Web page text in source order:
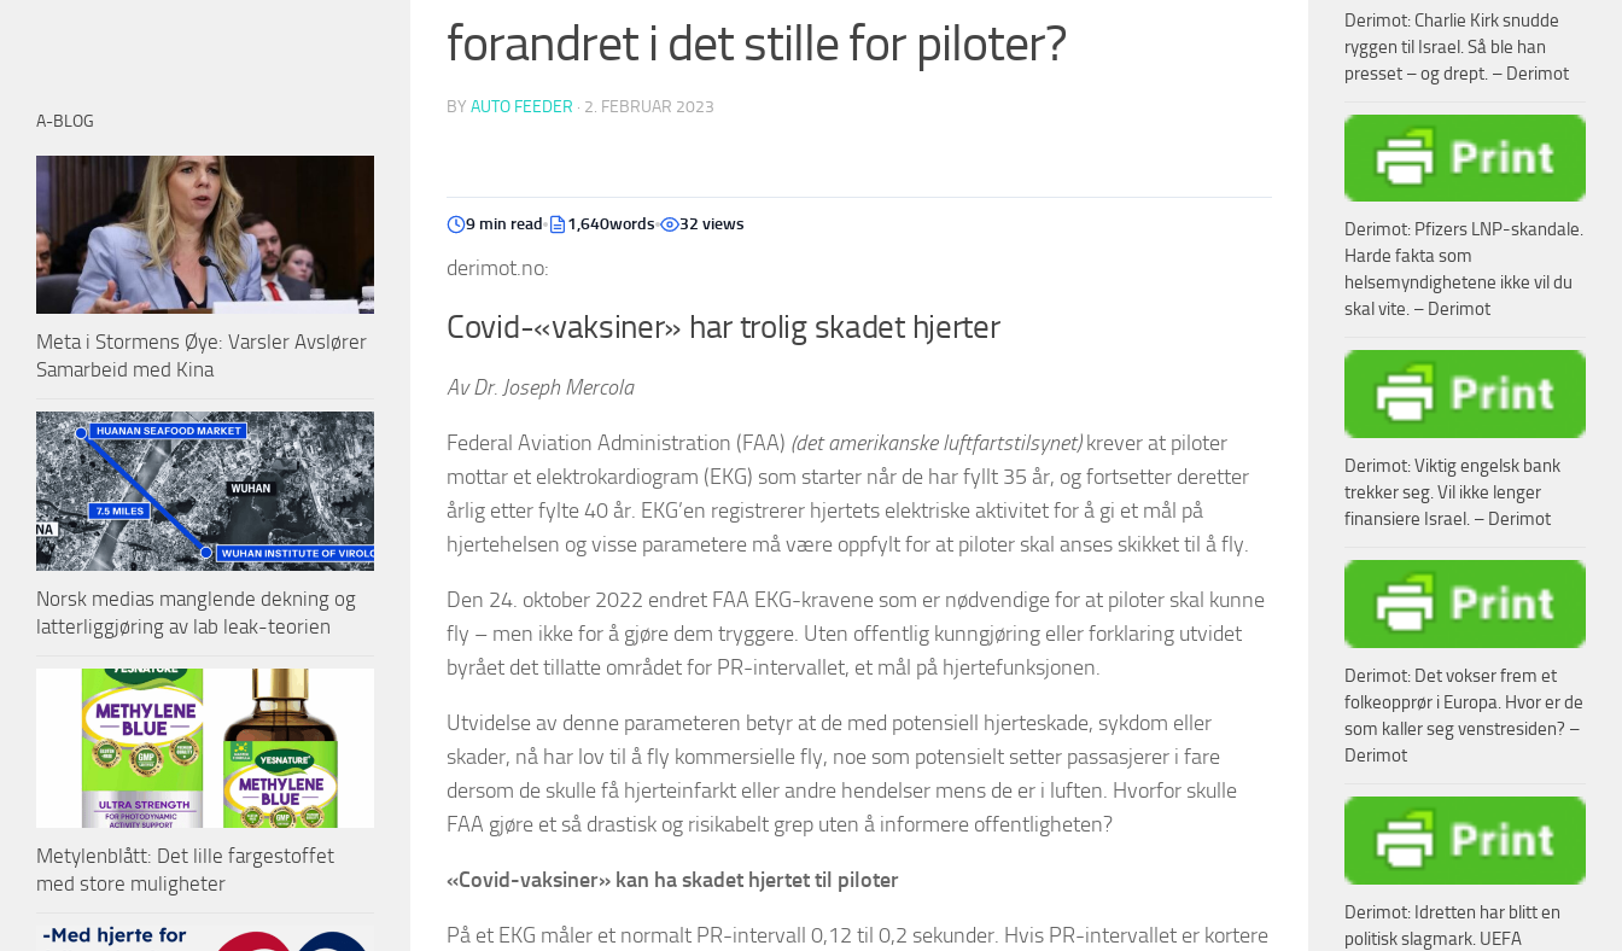
forandret i det stille for piloter?
BY AUTO FEEDER · 2. FEBRUAR 2023
9 min read 1,640words 32 views
derimot.no:
Covid-«vaksiner» har trolig skadet hjerter
Av Dr. Joseph Mercola
Federal Aviation Administration (FAA) (det amerikanske luftfartstilsynet)krever at piloter
mottar et elektrokardiogram (EKG) som starter når de har fyllt 35 år, og fortsetter deretter
årlig etter fylte 40 år. EKG’en registrerer hjertets elektriske aktivitet for å gi et mål på
hjertehelsen og visse parametere må være oppfylt for at piloter skal anses skikket til å fly.
Den 24. oktober 2022 endret FAA EKG-kravene som er nødvendige for at piloter skal kunne
fly – men ikke for å gjøre dem tryggere. Uten offentlig kunngjøring eller forklaring utvidet
byrået det tillatte området for PR-intervallet, et mål på hjertefunksjonen.
Utvidelse av denne parameteren betyr at de med potensiell hjerteskade, sykdom eller
skader, nå har lov til å fly kommersielle fly, noe som potensielt setter passasjerer i fare
dersom de skulle få hjerteinfarkt eller andre hendelser mens de er i luften. Hvorfor skulle
FAA gjøre et så drastisk og risikabelt grep uten å informere offentligheten?
«Covid-vaksiner» kan ha skadet hjertet til piloter
På et EKG måler et normalt PR-intervall 0,12 til 0,2 sekunder. Hvis PR-intervallet er kortere
A-BLOG
Meta i Stormens Øye: Varsler Avslører
Samarbeid med Kina
Norsk medias manglende dekning og
latterliggjøring av lab leak-teorien
Metylenblått: Det lille fargestoffet
med store muligheter
Derimot: Charlie Kirk snudde
ryggen til Israel. Så ble han
presset – og drept. – Derimot
Derimot: Pfizers LNP-skandale.
Harde fakta som
helsemyndighetene ikke vil du
skal vite. – Derimot
Derimot: Viktig engelsk bank
trekker seg. Vil ikke lenger
finansiere Israel. – Derimot
Derimot: Det vokser frem et
folkeopprør i Europa. Hvor er de
som kaller seg venstresiden? –
Derimot
Derimot: Idretten har blitt en
politisk slagmark. UEFA